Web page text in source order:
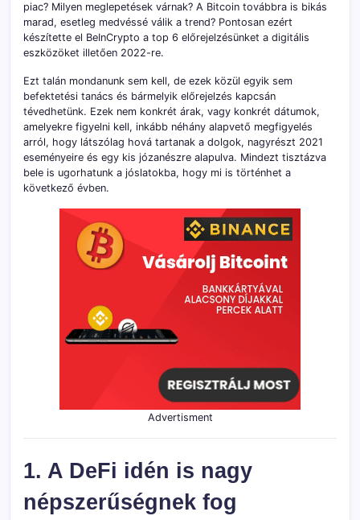
piac? Milyen meglepetések várnak? A Bitcoin továbbra is bikás
marad, esetleg medvéssé válik a trend? Pontosan ezért
készítette el BeInCrypto a top 6 előrejelzésünket a digitális
eszközöket illetően 2022-re.
Ezt talán mondanunk sem kell, de ezek közül egyik sem
befektetési tanács és bármelyik előrejelzés kapcsán
tévedhetünk. Ezek nem konkrét árak, vagy konkrét dátumok,
amelyekre figyelni kell, inkább néhány alapvető megfigyelés
arról, hogy látszólag hová tartanak a dolgok, nagyrészt 2021
eseményeire és egy kis józanészre alapulva. Mindezt tisztázva
bele is ugorhatunk a jóslatokba, hogy mi is történhet a
következő évben.
Advertisment
1. A DeFi idén is nagy
népszerűségnek fog